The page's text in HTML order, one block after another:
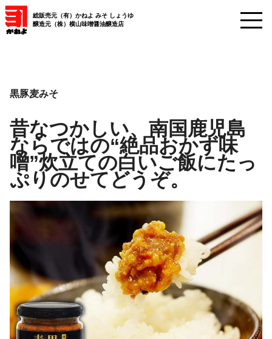
総販売元（有）かねよ みそ しょうゆ
醸造元（株）横山味噌醤油醸造店
黒豚麦みそ
昔なつかしい、南国鹿児島
ならではの“絶品おかず味
噌”炊立ての白いご飯にたっ
ぷりのせてどうぞ。